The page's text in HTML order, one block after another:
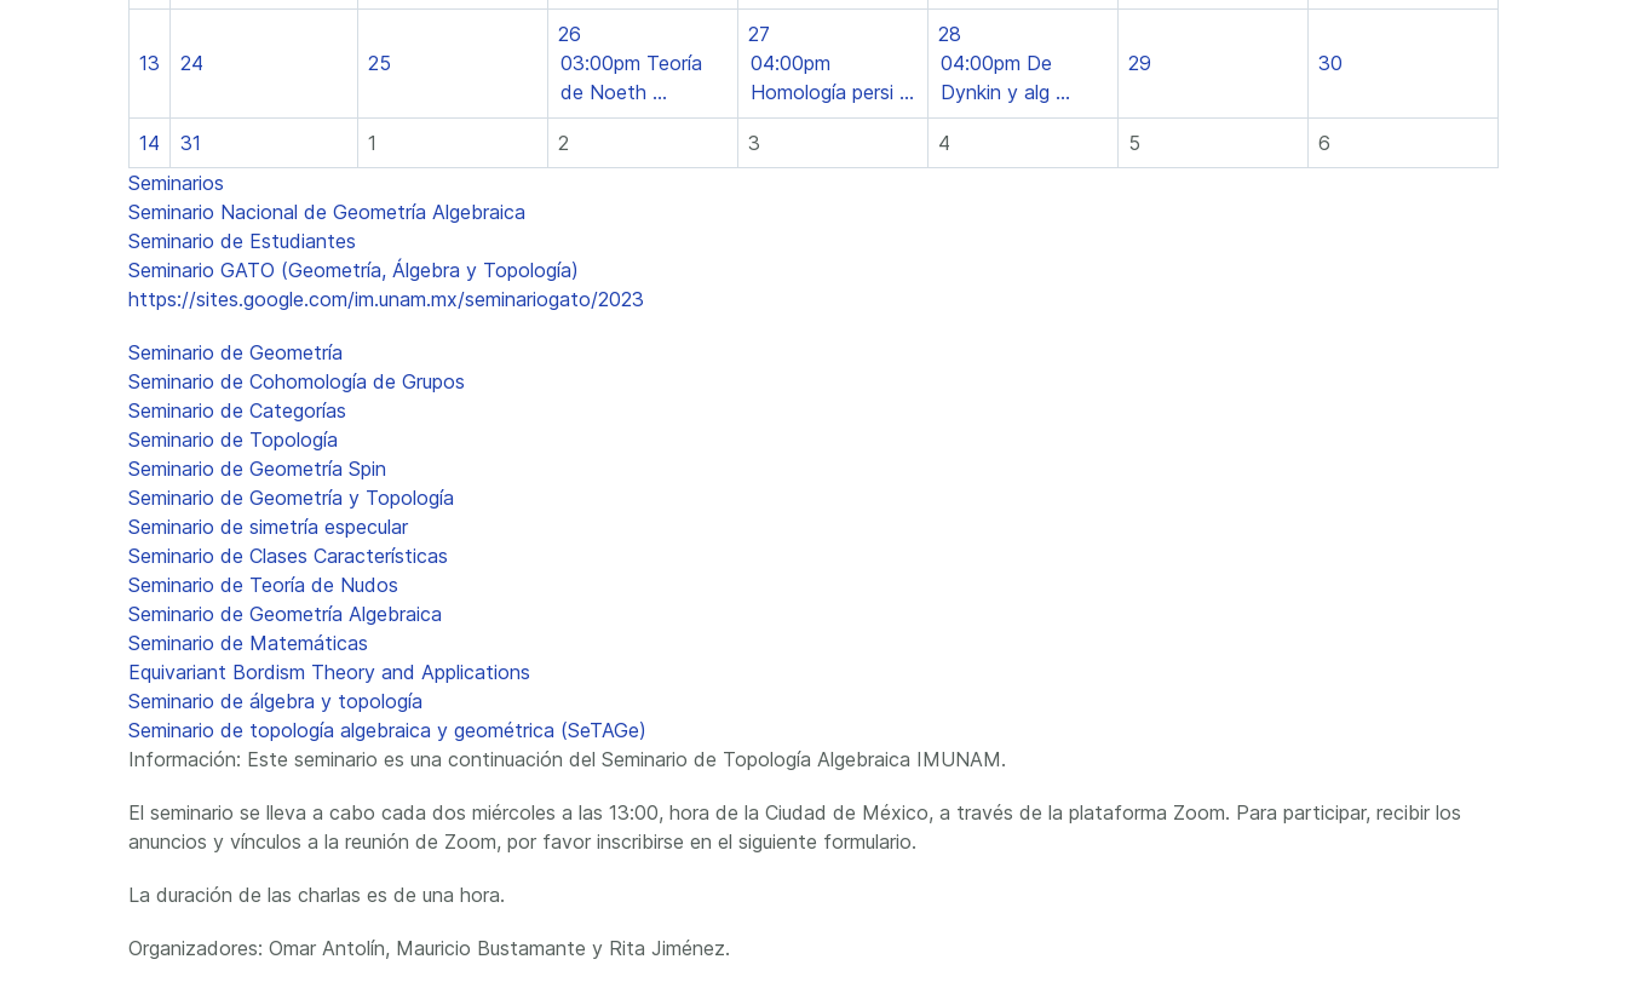
13 24 25
26
03:00pm Teoría
de Noeth ...
27
04:00pm
Homología persi ...
28
04:00pm De
Dynkin y alg ...
29 30
14 31 1 2 3 4 5
6
Seminarios
Seminario Nacional de Geometría Algebraica
Seminario de Estudiantes
Seminario GATO (Geometría, Álgebra y Topología)
https://sites.google.com/im.unam.mx/seminariogato/2023
Seminario de Geometría
Seminario de Cohomología de Grupos
Seminario de Categorías
Seminario de Topología
Seminario de Geometría Spin
Seminario de Geometría y Topología
Seminario de simetría especular
Seminario de Clases Características
Seminario de Teoría de Nudos
Seminario de Geometría Algebraica
Seminario de Matemáticas
Equivariant Bordism Theory and Applications
Seminario de álgebra y topología
Seminario de topología algebraica y geométrica (SeTAGe)
Información: Este seminario es una continuación del Seminario de Topología Algebraica IMUNAM.
El seminario se lleva a cabo cada dos miércoles a las 13:00, hora de la Ciudad de México, a través de la plataforma Zoom. Para participar, recibir los
anuncios y vínculos a la reunión de Zoom, por favor inscribirse en el siguiente formulario.
La duración de las charlas es de una hora.
Organizadores: Omar Antolín, Mauricio Bustamante y Rita Jiménez.